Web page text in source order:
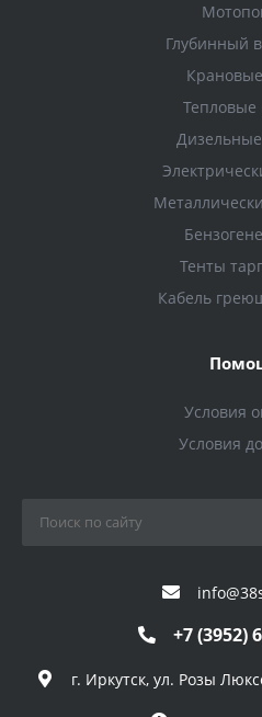
Глубинный
Тепловые
Тенты
Кабель
Условия
Условия
+7 (3952)
г. Иркутск, ул. Розы